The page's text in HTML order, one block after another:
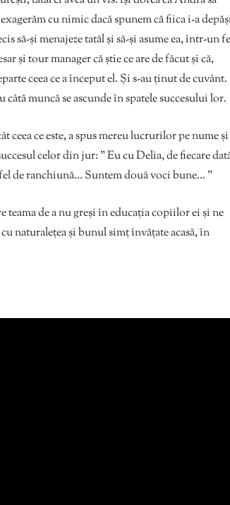
cu nimic dacă spunem că fiica i-a
să-și menajeze tatăl și să-și asume ea, într-un
și tour manager că știe ce are de făcut și că,
ceea ce a început el. Și s-au ținut de cuvânt.
muncă se ascunde în spatele succesului lor.
ceea ce este, a spus mereu lucrurilor pe nume și
celor din jur: ” Eu cu Delia, de fiecare
de ranchiună… Suntem două voci bune… ”
teama de a nu greși în educația copiilor ei și ne
naturalețea și bunul simț învățate acasă, în